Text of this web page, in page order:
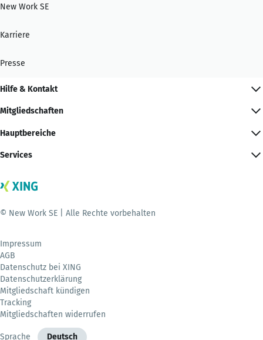
New Work SE
Karriere
Presse
Hilfe & Kontakt
Mitgliedschaften
Hauptbereiche
Services
© New Work SE | Alle Rechte vorbehalten
Impressum
AGB
Datenschutz bei XING
Datenschutzerklärung
Mitgliedschaft kündigen
Tracking
Mitgliedschaften widerrufen
Sprache Deutsch